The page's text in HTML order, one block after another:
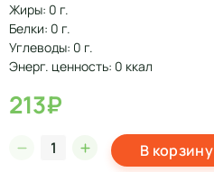
Жиры: 0 г.
Белки: 0 г.
Углеводы: 0 г.
Энерг. ценность: 0 ккал
213₽
В корзину